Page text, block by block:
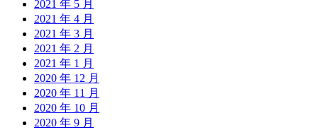
2021 年 5 月
2021 年 4 月
2021 年 3 月
2021 年 2 月
2021 年 1 月
2020 年 12 月
2020 年 11 月
2020 年 10 月
2020 年 9 月